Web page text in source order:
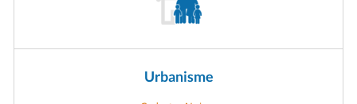
Urbanisme